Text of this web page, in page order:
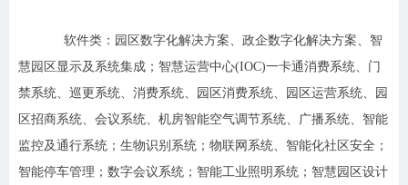
软件类： 园区数字化解决方案、政企数字化解决方案、智
慧园区显示及系统集成；智慧运营中心(IOC)一卡通消费系统、门
禁系统、巡更系统、消费系统、园区消费系统、园区运营系统、园
区招商系统、会议系统、机房智能空气调节系统、广播系统、智能
监控及通行系统；生物识别系统；物联网系统、智能化社区安全；
智能停车管理；数字会议系统；智能工业照明系统；智慧园区设计